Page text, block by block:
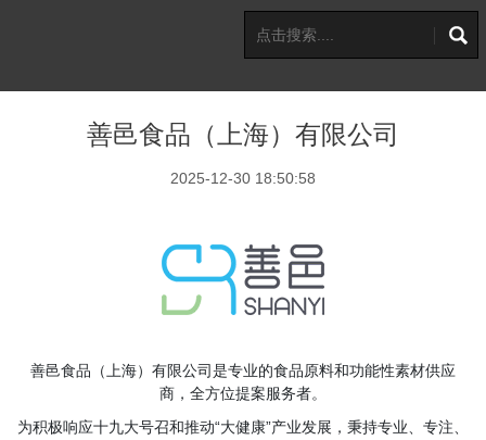
善邑食品（上海）有限公司
2025-12-30 18:50:58
善邑食品（上海）有限公司是专业的食品原料和功能性素材供应
商，全方位提案服务者。
为积极响应十九大号召和推动“大健康”产业发展，秉持专业、专注、